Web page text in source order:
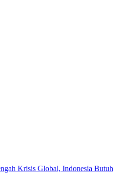
Krisis Global, Indonesia Butuh